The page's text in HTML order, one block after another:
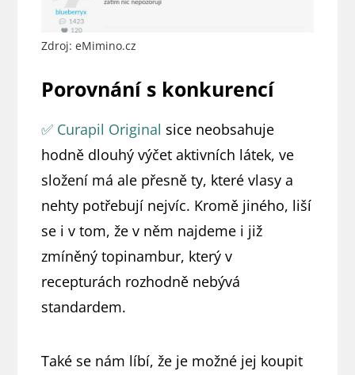
Zdroj: eMimino.cz
Porovnání s konkurencí
✅ Curapil Original sice neobsahuje
hodně dlouhý výčet aktivních látek, ve
složení má ale přesně ty, které vlasy a
nehty potřebují nejvíc. Kromě jiného, liší
se i v tom, že v něm najdeme i již
zmíněný topinambur, který v
recepturách rozhodně nebývá
standardem.
Také se nám líbí, že je možné jej koupit